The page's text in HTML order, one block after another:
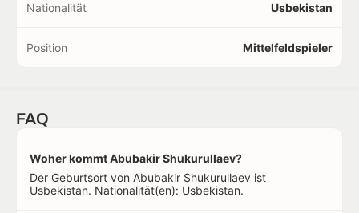
Nationalität Usbekistan
Position Mittelfeldspieler
FAQ
Woher kommt Abubakir Shukurullaev?
Der Geburtsort von Abubakir Shukurullaev ist
Usbekistan. Nationalität(en): Usbekistan.